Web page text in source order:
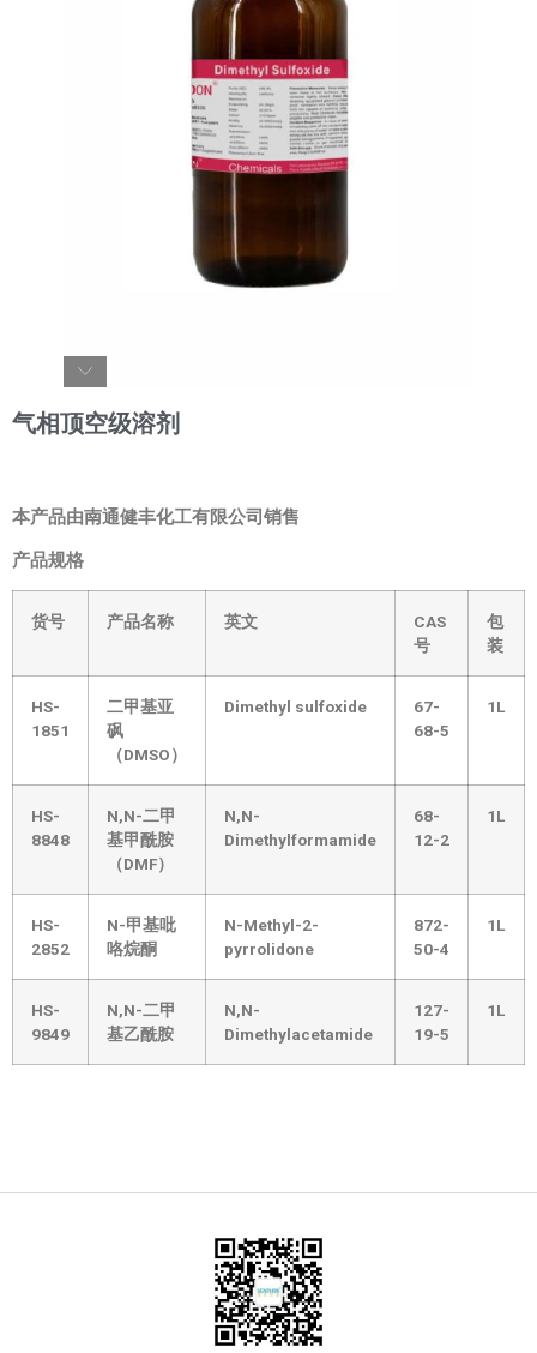
气相顶空级溶剂
本产品由南通健丰化工有限公司销售
产品规格
货号 产品名称 英文
CAS
号
包
装
HS-
1851
二甲基亚
砜
（DMSO）
Dimethyl sulfoxide
67-
68-5
1L
HS-
8848
N,N-二甲
基甲酰胺
（DMF）
N,N-
Dimethylformamide
68-
12-2
1L
HS-
2852
N-甲基吡
咯烷酮
N-Methyl-2-
pyrrolidone
872-
50-4
1L
HS-
9849
N,N-二甲
基乙酰胺
N,N-
Dimethylacetamide
127-
19-5
1L